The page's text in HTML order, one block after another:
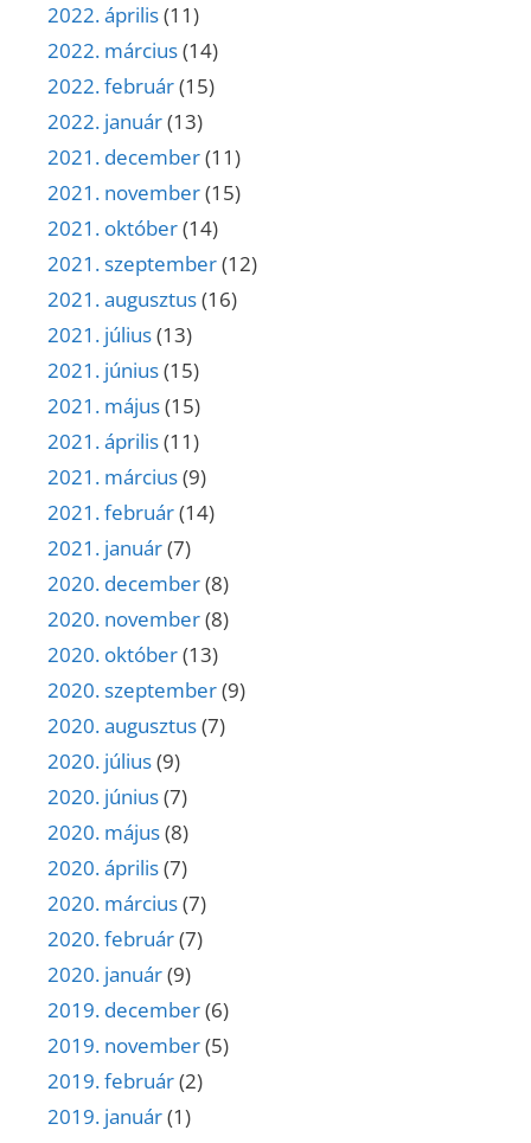
2022. április(11)
2022. március(14)
2022. február(15)
2022. január(13)
2021. december(11)
2021. november(15)
2021. október(14)
2021. szeptember(12)
2021. augusztus(16)
2021. július(13)
2021. június(15)
2021. május(15)
2021. április(11)
2021. március(9)
2021. február(14)
2021. január(7)
2020. december(8)
2020. november(8)
2020. október(13)
2020. szeptember(9)
2020. augusztus(7)
2020. július(9)
2020. június(7)
2020. május(8)
2020. április(7)
2020. március(7)
2020. február(7)
2020. január(9)
2019. december(6)
2019. november(5)
2019. február(2)
2019. január(1)